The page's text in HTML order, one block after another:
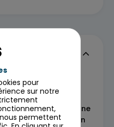
atteindre des
tests continus et une
pipeline de livraison
pour
sur notre
permettent